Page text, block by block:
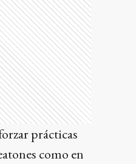
prácticas
como en